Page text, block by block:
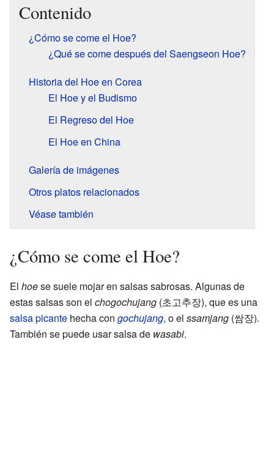
Contenido
¿Cómo se come el Hoe?
¿Qué se come después del Saengseon Hoe?
Historia del Hoe en Corea
El Hoe y el Budismo
El Regreso del Hoe
El Hoe en China
Galería de imágenes
Otros platos relacionados
Véase también
¿Cómo se come el Hoe?
El hoese suele mojar en salsas sabrosas. Algunas de
estas salsas son el chogochujang (초고추장), que es una
salsa picante hecha con gochujang, o el ssamjang (쌈장).
También se puede usar salsa de wasabi.